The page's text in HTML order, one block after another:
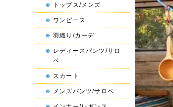
トップス/メンズ
ワンピース
羽織り/カーデ
レディースパンツ/サロ
ペ
スカート
メンズパンツ/サロペ